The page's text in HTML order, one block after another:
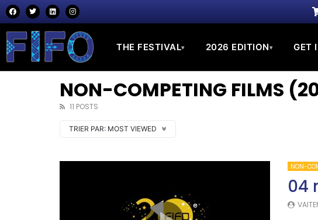
THE FESTIVAL▾ 2026 EDITION▾ GET
NON-COMPETING FILMS
11 POSTS
TRIER PAR: MOST VIEWED
NON-
04